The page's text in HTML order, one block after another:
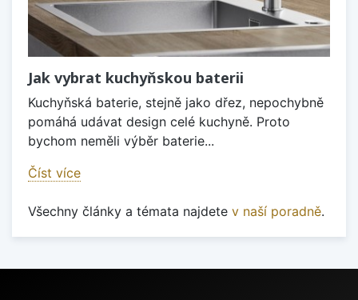
Jak vybrat kuchyňskou baterii
Kuchyňská baterie, stejně jako dřez, nepochybně
pomáhá udávat design celé kuchyně. Proto
bychom neměli výběr baterie...
Číst více
Všechny články a témata najdete v naší poradně.